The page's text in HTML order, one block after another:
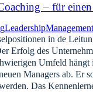
– für
LeadershipManagement
in de
Erfolg des
Umfeld hängt
Managers ab. Er
Das